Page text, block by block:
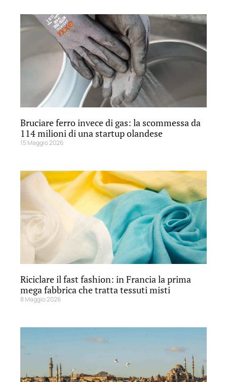
Bruciare ferro invece di gas: la scommessa da
114 milioni di una startup olandese
15 Maggio 2026
Riciclare il fast fashion: in Francia la prima
mega fabbrica che tratta tessuti misti
8 Maggio 2026